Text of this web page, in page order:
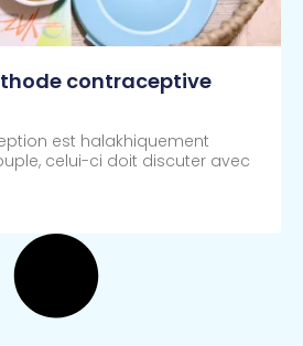
contraceptive
est halakhiquement
celui-ci doit discuter avec